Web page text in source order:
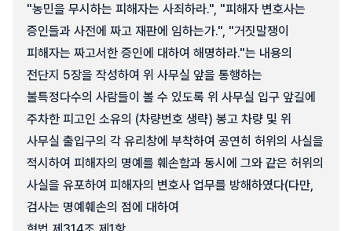
"농민을 무시하는 피해자는 사죄하라.", "피해자 변호사는
증인들과 사전에 짜고 재판에 임하는가.", "거짓말쟁이
피해자는 짜고서한 증인에 대하여 해명하라."는 내용의
전단지 5장을 작성하여 위 사무실 앞을 통행하는
불특정다수의 사람들이 볼 수 있도록 위 사무실 입구 앞길에
주차한 피고인 소유의 (차량번호 생략) 봉고 차량 및 위
사무실 출입구의 각 유리창에 부착하여 공연히 허위의 사실을
적시하여 피해자의 명예를 훼손함과 동시에 그와 같은 허위의
사실을 유포하여 피해자의 변호사 업무를 방해하였다(다만,
검사는 명예훼손의 점에 대하여